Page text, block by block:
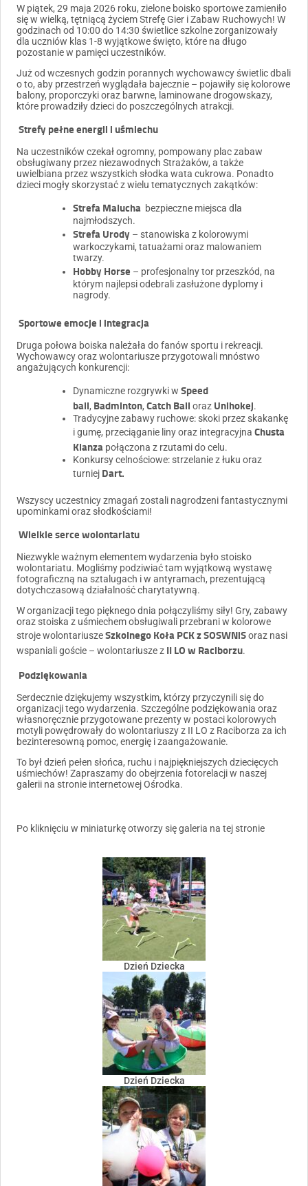
W piątek, 29 maja 2026 roku, zielone boisko sportowe zamieniło
się w wielką, tętniącą życiem Strefę Gier i Zabaw Ruchowych! W
godzinach od 10:00 do 14:30 świetlice szkolne zorganizowały
dla uczniów klas 1-8 wyjątkowe święto, które na długo
pozostanie w pamięci uczestników.
Już od wczesnych godzin porannych wychowawcy świetlic dbali
o to, aby przestrzeń wyglądała bajecznie – pojawiły się kolorowe
balony, proporczyki oraz barwne, laminowane drogowskazy,
które prowadziły dzieci do poszczególnych atrakcji.
Strefy pełne energii i uśmiechu
Na uczestników czekał ogromny, pompowany plac zabaw
obsługiwany przez niezawodnych Strażaków, a także
uwielbiana przez wszystkich słodka wata cukrowa. Ponadto
dzieci mogły skorzystać z wielu tematycznych zakątków:
Strefa Malucha bezpieczne miejsca dla
najmłodszych.
Strefa Urody – stanowiska z kolorowymi
warkoczykami, tatuażami oraz malowaniem
twarzy.
Hobby Horse – profesjonalny tor przeszkód, na
którym najlepsi odebrali zasłużone dyplomy i
nagrody.
Sportowe emocje i integracja
Druga połowa boiska należała do fanów sportu i rekreacji.
Wychowawcy oraz wolontariusze przygotowali mnóstwo
angażujących konkurencji:
Dynamiczne rozgrywki wSpeed
ball, Badminton,Catch Ball oraz Unihokej.
Tradycyjne zabawy ruchowe: skoki przez skakankę
i gumę, przeciąganie liny oraz integracyjnaChusta
Klanza połączona z rzutami do celu.
Konkursy celnościowe: strzelanie z łuku oraz
turniej Dart.
Wszyscy uczestnicy zmagań zostali nagrodzeni fantastycznymi
upominkami oraz słodkościami!
Wielkie serce wolontariatu
Niezwykle ważnym elementem wydarzenia było stoisko
wolontariatu. Mogliśmy podziwiać tam wyjątkową wystawę
fotograficzną na sztalugach i w antyramach, prezentującą
dotychczasową działalność charytatywną.
W organizacji tego pięknego dnia połączyliśmy siły! Gry, zabawy
oraz stoiska z uśmiechem obsługiwali przebrani w kolorowe
stroje wolontariuszeSzkolnego Koła PCK z SOSWNiSoraz nasi
wspaniali goście – wolontariusze z II LO w Raciborzu.
Podziękowania
Serdecznie dziękujemy wszystkim, którzy przyczynili się do
organizacji tego wydarzenia. Szczególne podziękowania oraz
własnoręcznie przygotowane prezenty w postaci kolorowych
motyli powędrowały do wolontariuszy z II LO z Raciborza za ich
bezinteresowną pomoc, energię i zaangażowanie.
To był dzień pełen słońca, ruchu i najpiękniejszych dziecięcych
uśmiechów! Zapraszamy do obejrzenia fotorelacji w naszej
galerii na stronie internetowej Ośrodka.
Po kliknięciu w miniaturkę otworzy się galeria na tej stronie
Dzień Dziecka
Dzień Dziecka